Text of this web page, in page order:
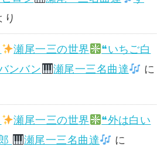
り
瀬尾一三の世界
❝いちご白
ンバン 瀬尾一三名曲達
に
瀬尾一三の世界
❝外は白い
瀬尾一三名曲達
に